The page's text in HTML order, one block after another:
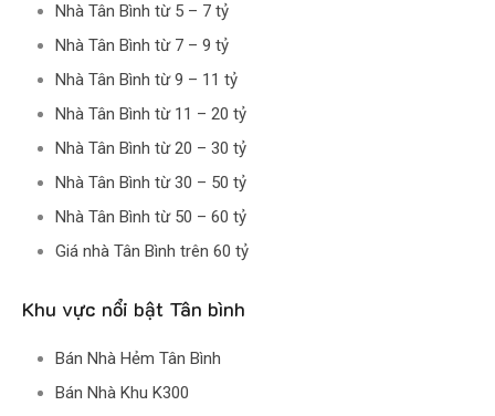
Nhà Tân Bình từ 5 – 7 tỷ
Nhà Tân Bình từ 7 – 9 tỷ
Nhà Tân Bình từ 9 – 11 tỷ
Nhà Tân Bình từ 11 – 20 tỷ
Nhà Tân Bình từ 20 – 30 tỷ
Nhà Tân Bình từ 30 – 50 tỷ
Nhà Tân Bình từ 50 – 60 tỷ
Giá nhà Tân Bình trên 60 tỷ
Khu vực nổi bật Tân bình
Bán Nhà Hẻm Tân Bình
Bán Nhà Khu K300